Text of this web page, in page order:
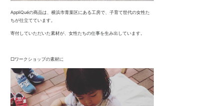
AppliQuéの商品は、横浜市青葉区にある工房で、子育て世代の女性た
ちが仕立てています。
寄付していただいた素材が、女性たちの仕事を生み出しています。
□ワークショップの素材に